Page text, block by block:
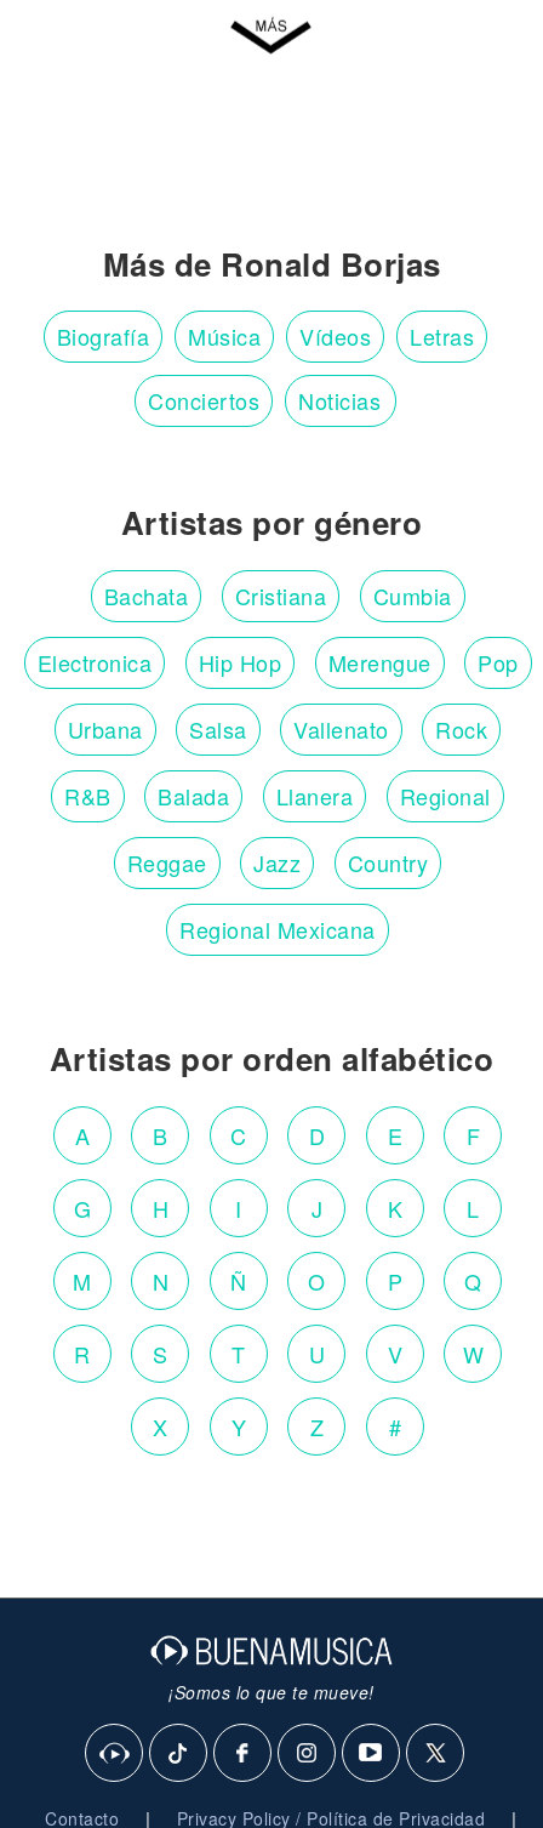
Más de Ronald Borjas
Biografía Música Vídeos Letras
Conciertos Noticias
Artistas por género
Bachata Cristiana Cumbia
Electronica Hip Hop Merengue Pop
Urbana Salsa Vallenato Rock
R&B Balada Llanera Regional
Reggae Jazz Country
Regional Mexicana
Artistas por orden alfabético
A B C D E F
G H I J K L
M N Ñ O P Q
R S T U V W
X Y Z #
¡Somos lo que te mueve!
Contacto | Privacy Policy / Política de Privacidad |